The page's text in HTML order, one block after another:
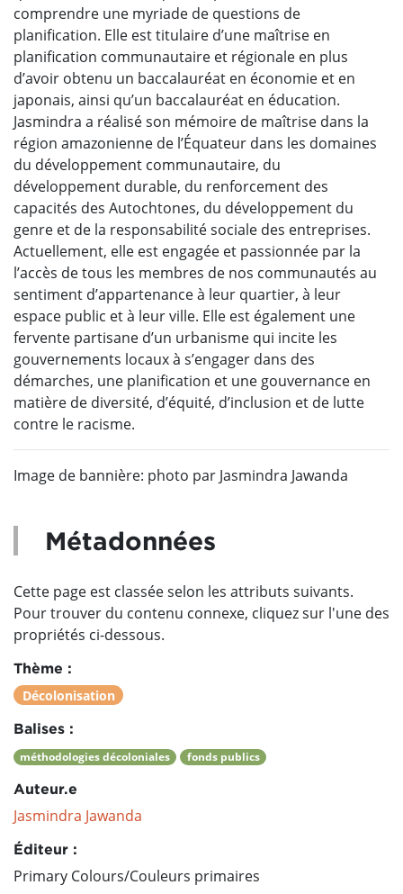
comprendre une myriade de questions de
planification. Elle est titulaire d’une maîtrise en
planification communautaire et régionale en plus
d’avoir obtenu un baccalauréat en économie et en
japonais, ainsi qu’un baccalauréat en éducation.
Jasmindra a réalisé son mémoire de maîtrise dans la
région amazonienne de l’Équateur dans les domaines
du développement communautaire, du
développement durable, du renforcement des
capacités des Autochtones, du développement du
genre et de la responsabilité sociale des entreprises.
Actuellement, elle est engagée et passionnée par la
l’accès de tous les membres de nos communautés au
sentiment d’appartenance à leur quartier, à leur
espace public et à leur ville. Elle est également une
fervente partisane d’un urbanisme qui incite les
gouvernements locaux à s’engager dans des
démarches, une planification et une gouvernance en
matière de diversité, d’équité, d’inclusion et de lutte
contre le racisme.
Image de bannière: photo par Jasmindra Jawanda
Métadonnées
Cette page est classée selon les attributs suivants.
Pour trouver du contenu connexe, cliquez sur l'une des
propriétés ci-dessous.
Thème :
Décolonisation
Balises :
méthodologies décoloniales fonds publics
Auteur.e
Jasmindra Jawanda
Éditeur :
Primary Colours/Couleurs primaires